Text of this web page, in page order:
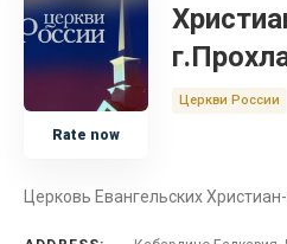
Церковь
Кабардино-Балкария
Rate now
Церкви России
Церковь Евангельских